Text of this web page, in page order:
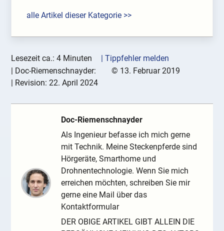
alle Artikel dieser Kategorie >>
Lesezeit ca.: 4 Minuten
| Tippfehler melden
| Doc-Riemenschnayder: © 13. Februar 2019
| Revision:22. April 2024
Doc-Riemenschnayder
Als Ingenieur befasse ich mich gerne
mit Technik. Meine Steckenpferde sind
Hörgeräte, Smarthome und
Drohnentechnologie. Wenn Sie mich
erreichen möchten, schreiben Sie mir
gerne eine Mail über das
Kontaktformular
DER OBIGE ARTIKEL GIBT ALLEIN DIE